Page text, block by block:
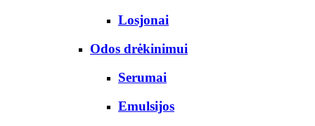
Losjonai
Odos drėkinimui
Serumai
Emulsijos